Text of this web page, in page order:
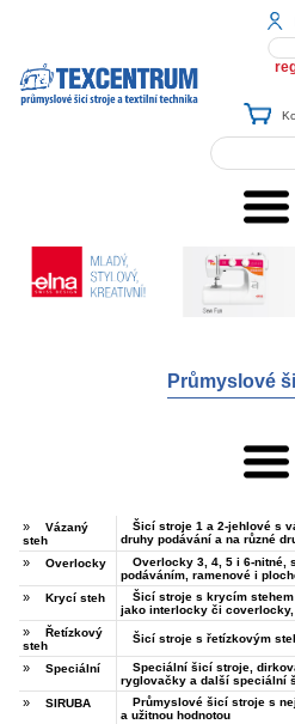
Průmyslové
»
Vázaný
steh
Šicí stroje 1 a 2-jehlové s
druhy podávání a na různé
» Overlocky
Overlocky 3, 4, 5 i 6-nitné,
podáváním, ramenové i
» Krycí steh
Šicí stroje s krycím
jako interlocky či
»
Řetízkový
steh
Šicí stroje s řetízkovým
» Speciální
Speciální šicí stroje,
ryglovačky a další speciální
» SIRUBA
Průmyslové šicí stroje s
a užitnou hodnotou